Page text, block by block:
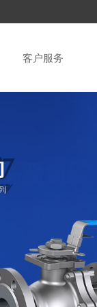
客户服务